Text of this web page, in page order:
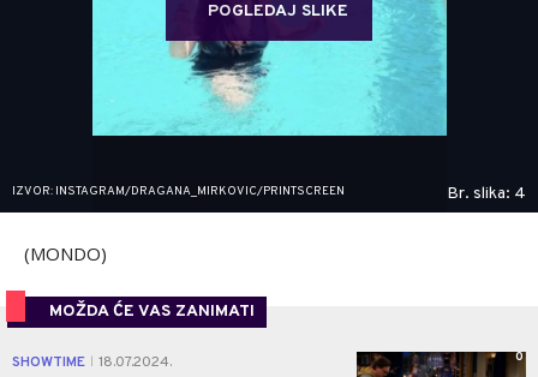
POGLEDAJ SLIKE
IZVOR: INSTAGRAM/DRAGANA_MIRKOVIC/PRINTSCREEN Br. slika: 4
(MONDO)
MOŽDA ĆE VAS ZANIMATI
SHOWTIME 18.07.2024. 0